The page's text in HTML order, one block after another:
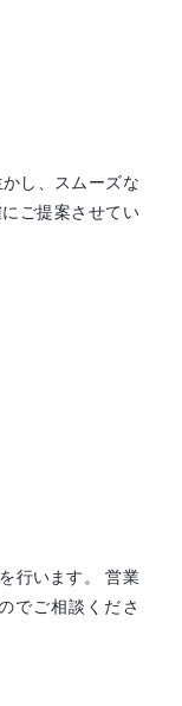
し、スムーズな
ご提案させてい
行います。
営業
でご相談くださ